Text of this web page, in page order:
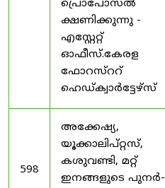
പ്രൊപോസൽ
ക്ഷണിക്കുന്നു -
എസ്റ്റേറ്റ്
ഓഫീസ്.കേരള
ഫോറസ്ററ്
ഹെഡ്ക്വാർട്ടേഴ്‌സ്
598
അക്കേഷ്യ,
യൂക്കാലിപ്റ്റസ്,
കശുവണ്ടി, മറ്റ്
ഇനങ്ങളുടെ പുനർ-